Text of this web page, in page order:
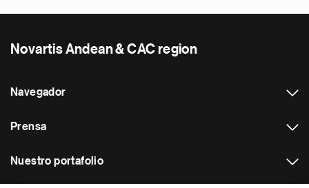
Novartis Andean & CAC region
Navegador
Prensa
Nuestro portafolio